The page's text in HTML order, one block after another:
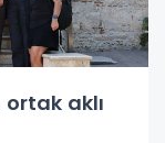
aklı